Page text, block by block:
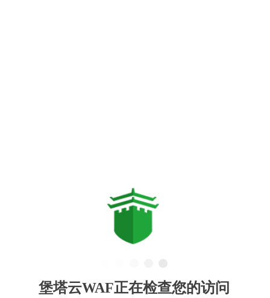
堡塔云WAF正在检查您的访问